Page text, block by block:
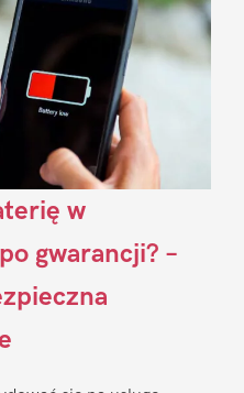
w
gwarancji? –